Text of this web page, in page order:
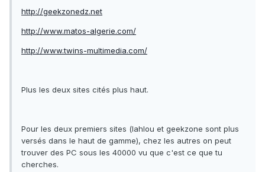
http://geekzonedz.net
http://www.matos-algerie.com/
http://www.twins-multimedia.com/
Plus les deux sites cités plus haut.
Pour les deux premiers sites (lahlou et geekzone sont plus
versés dans le haut de gamme), chez les autres on peut
trouver des PC sous les 40000 vu que c'est ce que tu
cherches.